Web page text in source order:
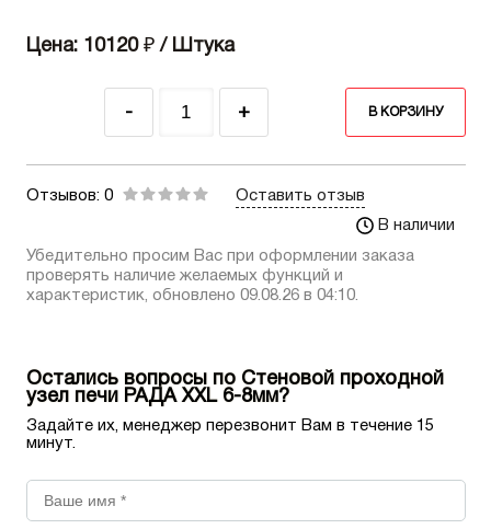
Цена: 10120 ₽ / Штука
- + В КОРЗИНУ
Отзывов: 0
Оставить отзыв
В наличии
Убедительно просим Вас при оформлении заказа
проверять наличие желаемых функций и
характеристик, обновлено 09.08.26 в 04:10.
Остались вопросы по Стеновой проходной
узел печи РАДА XXL 6-8мм?
Задайте их, менеджер перезвонит Вам в течение 15
минут.